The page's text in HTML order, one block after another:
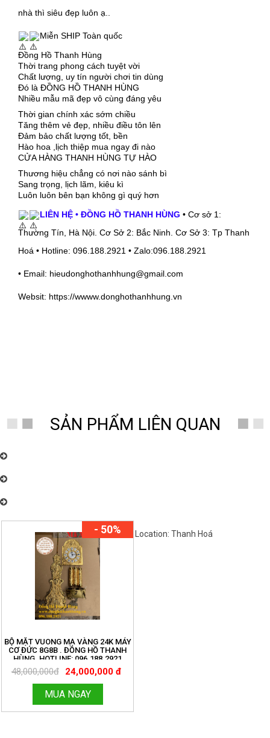
nhà thì siêu đẹp luôn ạ..
Miễn SHIP Toàn quốc
Đồng Hồ Thanh Hùng
Thời trang phong cách tuyệt vời
Chất lượng, uy tín người chơi tin dùng
Đó là ĐỒNG HỒ THANH HÙNG
Nhiều mẫu mã đẹp vô cùng đáng yêu
Thời gian chính xác sớm chiều
Tăng thêm vẻ đẹp, nhiều điều tôn lên
Đảm bảo chất lượng tốt, bền
Hào hoa ,lịch thiệp mua ngay đi nào
CỬA HÀNG THANH HÙNG TỰ HÀO
Thương hiệu chẳng có nơi nào sánh bì
Sang trọng, lịch lãm, kiêu kì
Luôn luôn bên bạn không gì quý hơn
LIÊN HỆ • ĐỒNG HỒ THANH HÙNG • Cơ sở 1:
Thường Tín, Hà Nội. Cơ Sở 2: Bắc Ninh. Cơ Sở 3: Tp Thanh
Hoá • Hotline: 096.188.2921 • Zalo:096.188.2921
• Email: hieudonghothanhhung@gmail.com
Websit: https://wwww.donghothanhhung.vn
SẢN PHẨM LIÊN QUAN
- 50%
BỘ MẶT VUONG MẠ VÀNG 24K MÁY
CƠ ĐỨC 8G8B . ĐỒNG HỒ THANH
HÙNG. HOTLINE: 096.188.2921
48,000,000đ 24,000,000 đ
MUA NGAY
Location: Thanh Hoá